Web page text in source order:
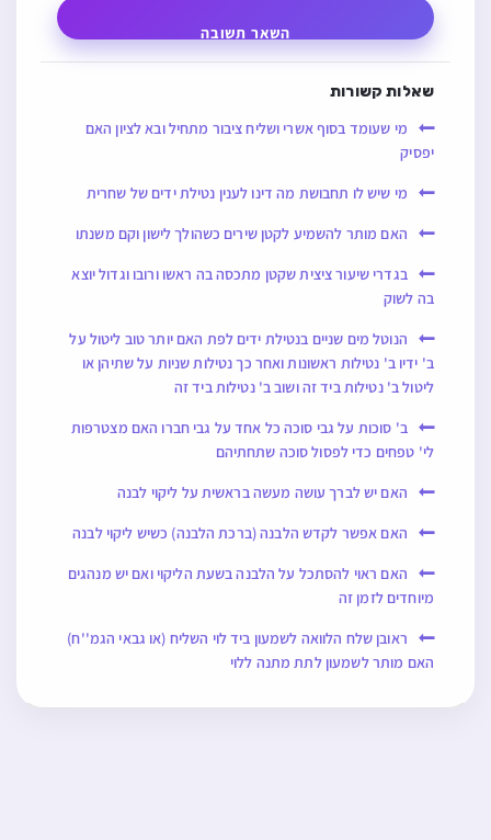
השאר תשובה
שאלות קשורות
מי שעומד בסוף אשרי ושליח ציבור מתחיל ובא לציון האם
יפסיק
מי שיש לו תחבושת מה דינו לענין נטילת ידים של שחרית
האם מותר להשמיע לקטן שירים כשהולך לישון וקם משנתו
בגדרי שיעור ציצית שקטן מתכסה בה ראשו ורובו וגדול יוצא
בה לשוק
הנוטל מים שניים בנטילת ידים לפת האם יותר טוב ליטול על
ב' ידיו ב' נטילות ראשונות ואחר כך נטילות שניות על שתיהן או
ליטול ב' נטילות ביד זה ושוב ב' נטילות ביד זה
ב' סוכות על גבי סוכה כל אחד על גבי חברו האם מצטרפות
לי' טפחים כדי לפסול סוכה שתחתיהם
האם יש לברך עושה מעשה בראשית על ליקוי לבנה
האם אפשר לקדש הלבנה (ברכת הלבנה) כשיש ליקוי לבנה
האם ראוי להסתכל על הלבנה בשעת הליקוי ואם יש מנהגים
מיוחדים לזמן זה
ראובן שלח הלוואה לשמעון ביד לוי השליח (או גבאי הגמ''ח)
האם מותר לשמעון לתת מתנה ללוי